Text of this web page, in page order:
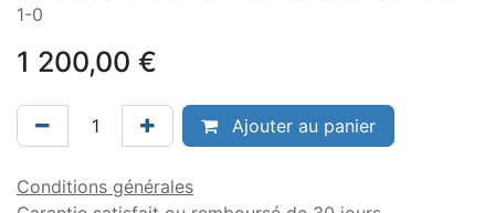
1-0
1 200,00 €
Ajouter au panier
Conditions générales